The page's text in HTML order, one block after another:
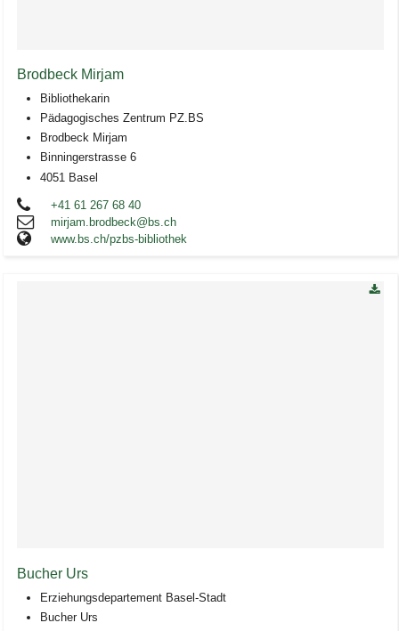
Brodbeck Mirjam
Bibliothekarin
Pädagogisches Zentrum PZ.BS
Brodbeck Mirjam
Binningerstrasse 6
4051 Basel
+41 61 267 68 40
mirjam.brodbeck@bs.ch
www.bs.ch/pzbs-bibliothek
Bucher Urs
Erziehungsdepartement Basel-Stadt
Bucher Urs